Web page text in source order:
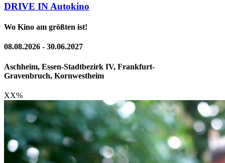
DRIVE IN Autokino
Wo Kino am größten ist!
08.08.2026 - 30.06.2027
Aschheim, Essen-Stadtbezirk IV, Frankfurt-
Gravenbruch, Kornwestheim
XX%